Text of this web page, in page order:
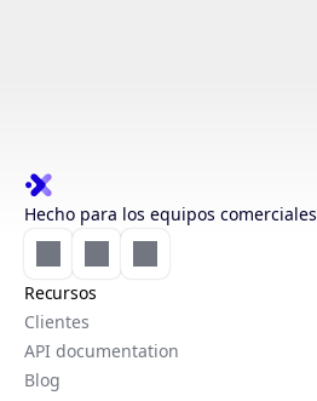
Hecho para los equipos comerciales
Recursos
Clientes
API documentation
Blog